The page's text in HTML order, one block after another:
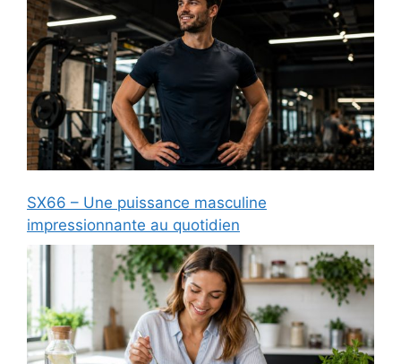
SX66 – Une puissance masculine
impressionnante au quotidien